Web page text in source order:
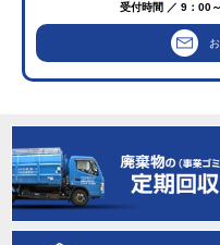
受付時間 ／ 9：00